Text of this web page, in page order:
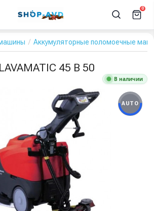
0
Аккумуляторные поломоечные
45 B 50
В наличии
AUTO